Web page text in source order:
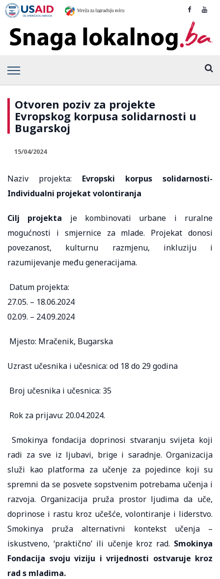
Otvoren poziv za projekte
Evropskog korpusa solidarnosti u
Bugarskoj
15/04/2024
Naziv projekta: Evropski korpus solidarnosti-
Individualni projekat volontiranja
Cilj projekta je kombinovati urbane i ruralne
mogućnosti i smjernice za mlade. Projekat donosi
povezanost, kulturnu razmjenu, inkluziju i
razumijevanje među generacijama.
Datum projekta:
27.05. – 18.06.2024
02.09. – 24.09.2024
Mjesto: Mračenik, Bugarska
Uzrast učesnika i učesnica: od 18 do 29 godina
Broj učesnika i učesnica: 35
Rok za prijavu: 20.04.2024.
Smokinya fondacija doprinosi stvaranju svijeta koji
radi za sve iz ljubavi, brige i saradnje. Organizacija
služi kao platforma za učenje za pojedince koji su
spremni da se posvete sopstvenim potrebama učenja i
razvoja. Organizacija pruža prostor ljudima da uče,
doprinose i rastu kroz učešće, volontiranje i liderstvo.
Smokinya pruža alternativni kontekst učenja –
iskustveno, ‘praktično’ ili učenje kroz rad. Smokinya
Fondacija svoju viziju i vrijednosti ostvaruje kroz
rad s mladima.